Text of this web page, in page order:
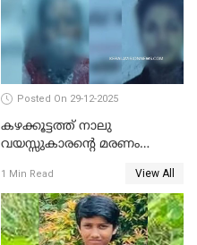
Posted On 29-12-2025
കഴക്കൂട്ടത്ത് നാലു
വയസ്സുകാരന്റെ മരണം
സുഹൃത്തും പൊലീസ്
കസ്റ്റഡിയിൽ
1 Min Read View All